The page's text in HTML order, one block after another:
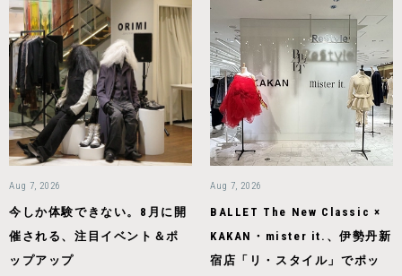
Aug 7, 2026
今しか体験できない。8月に開
催される、注目イベント＆ポ
ップアップ
Aug 7, 2026
BALLET The New Classic ×
KAKAN・mister it.、伊勢丹新
宿店「リ・スタイル」でポッ